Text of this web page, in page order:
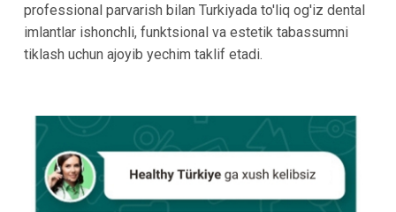
professional parvarish bilan Turkiyada to'liq og'iz dental
imlantlar ishonchli, funktsional va estetik tabassumni
tiklash uchun ajoyib yechim taklif etadi.